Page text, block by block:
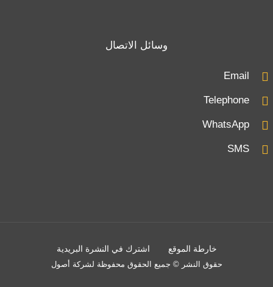
وسائل الاتصال
Email
Telephone
WhatsApp
SMS
خارطة الموقع اشترك في النشرة البريدية
حقوق النشر © جميع الحقوق محفوظة لشركة أصول